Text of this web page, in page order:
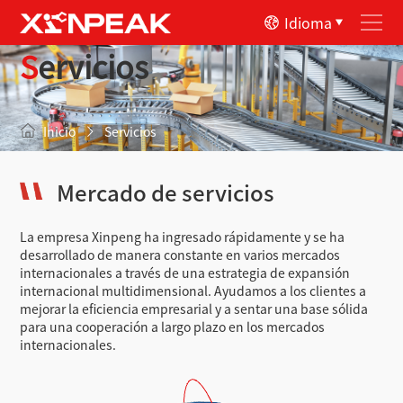
Idioma
Servicios
Inicio Servicios
Mercado de servicios
La empresa Xinpeng ha ingresado rápidamente y se ha
desarrollado de manera constante en varios mercados
internacionales a través de una estrategia de expansión
internacional multidimensional. Ayudamos a los clientes a
mejorar la eficiencia empresarial y a sentar una base sólida
para una cooperación a largo plazo en los mercados
internacionales.